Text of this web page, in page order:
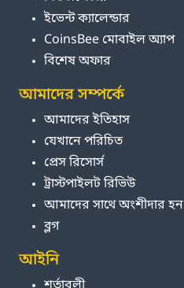
ইভেন্ট ক্যালেন্ডার
CoinsBee মোবাইল অ্যাপ
বিশেষ অফার
আমাদের সম্পর্কে
আমাদের ইতিহাস
যেখানে পরিচিত
প্রেস রিসোর্স
ট্রাস্টপাইলট রিভিউ
আমাদের সাথে অংশীদার হন
ব্লগ
আইনি